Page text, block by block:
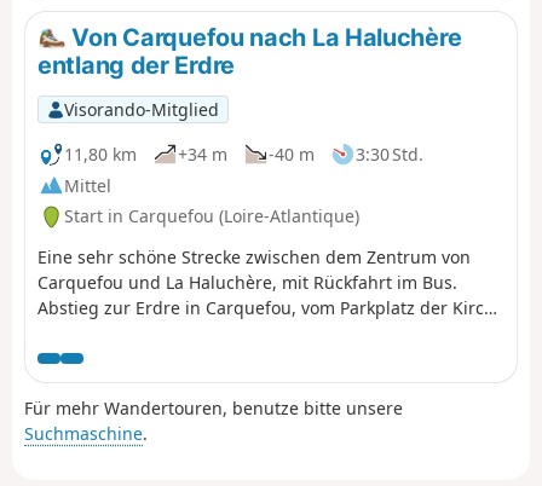
Dorf zu besichtigen.
Von Carquefou nach La Haluchère
entlang der Erdre
Visorando-Mitglied
11,80 km
+34 m -40 m
3:30 Std.
Mittel
Start in Carquefou (Loire-Atlantique)
Eine sehr schöne Strecke zwischen dem Zentrum von
Carquefou und La Haluchère, mit Rückfahrt im Bus.
Abstieg zur Erdre in Carquefou, vom Parkplatz der Kirche
Erdre bis zur Pont de la Jonelière. Anschließend geht es
entlang der Straßenbahnlinie wieder hinauf nach La
Haluchère.
Für mehr Wandertouren, benutze bitte unsere
Suchmaschine.